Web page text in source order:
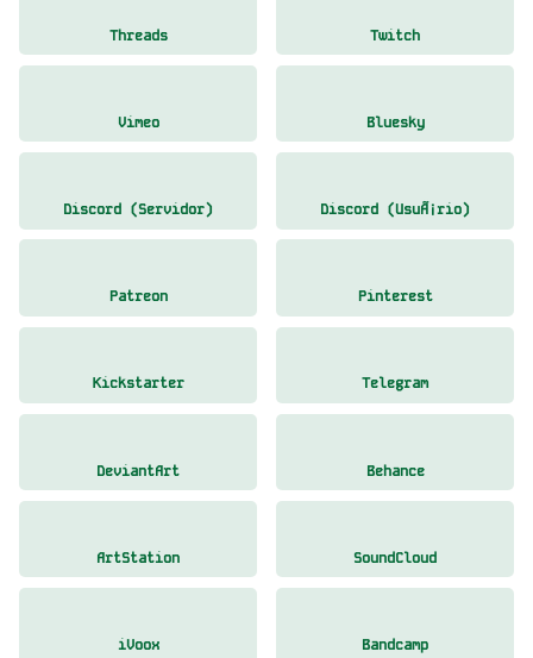
Threads Twitch
Vimeo Bluesky
Discord (Servidor) Discord (UsuÃ¡rio)
Patreon Pinterest
Kickstarter Telegram
DeviantArt Behance
ArtStation SoundCloud
iVoox Bandcamp